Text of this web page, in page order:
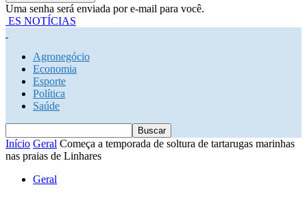
Uma senha será enviada por e-mail para você.
ES NOTÍCIAS
Agronegócio
Economia
Esporte
Política
Saúde
Início Geral Começa a temporada de soltura de tartarugas marinhas
nas praias de Linhares
Geral